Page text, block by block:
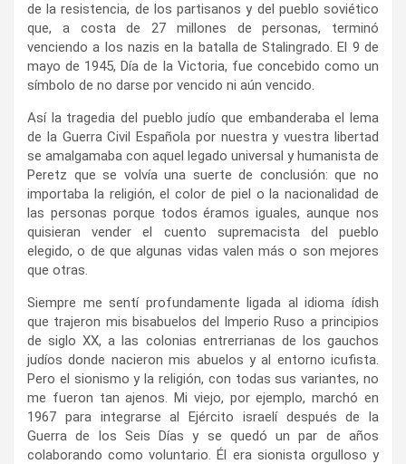
de la resistencia, de los partisanos y del pueblo soviético
que, a costa de 27 millones de personas, terminó
venciendo a los nazis en la batalla de Stalingrado. El 9 de
mayo de 1945, Día de la Victoria, fue concebido como un
símbolo de no darse por vencido ni aún vencido.
Así la tragedia del pueblo judío que embanderaba el lema
de la Guerra Civil Española por nuestra y vuestra libertad
se amalgamaba con aquel legado universal y humanista de
Peretz que se volvía una suerte de conclusión: que no
importaba la religión, el color de piel o la nacionalidad de
las personas porque todos éramos iguales, aunque nos
quisieran vender el cuento supremacista del pueblo
elegido, o de que algunas vidas valen más o son mejores
que otras.
Siempre me sentí profundamente ligada al idioma ídish
que trajeron mis bisabuelos del Imperio Ruso a principios
de siglo XX, a las colonias entrerrianas de los gauchos
judíos donde nacieron mis abuelos y al entorno icufista.
Pero el sionismo y la religión, con todas sus variantes, no
me fueron tan ajenos. Mi viejo, por ejemplo, marchó en
1967 para integrarse al Ejército israelí después de la
Guerra de los Seis Días y se quedó un par de años
colaborando como voluntario. Él era sionista orgulloso y